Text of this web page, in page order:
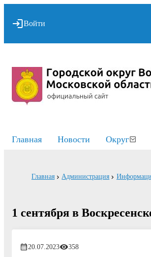
Войти
Главная Новости Округ
Главная Администрация
1 сентября в
20.07.2023 358